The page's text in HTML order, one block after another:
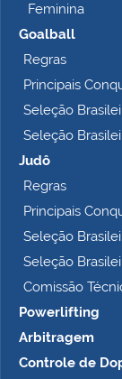
Feminina
Goalball
Regras
Principais
Seleção
Seleção
Judô
Regras
Principais
Seleção
Seleção
Comissão
Powerlifting
Arbitragem
Controle de